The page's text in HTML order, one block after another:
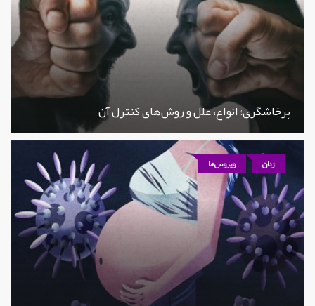
پرخاشگری؛ انواع، علل و روش‌های کنترل آن
زنان ویروس‌ها